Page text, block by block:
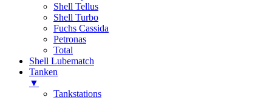
Shell Tellus
Shell Turbo
Fuchs Cassida
Petronas
Total
Shell Lubematch
Tanken
▼
Tankstations